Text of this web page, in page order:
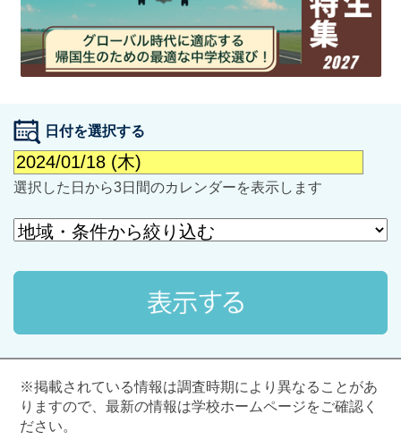
最近見た学校
学校閲覧履歴はありません
ブックマークした学校
ブックマークした学校はありません
日付を選択する
選択した日から3日間のカレンダーを表示します
※掲載されている情報は調査時期により異なることがあ
りますので、最新の情報は学校ホームページをご確認く
ださい。